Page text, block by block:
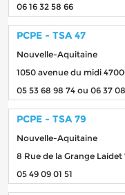
06 16 32 58 66
PCPE - TSA 47
Nouvelle-Aquitaine
1050 avenue du midi
05 53 68 98 74 ou 06 37
PCPE - TSA 79
Nouvelle-Aquitaine
8 Rue de la Grange
05 49 09 01 51